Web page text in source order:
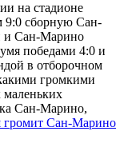
на стадионе
9:0 сборную Сан-
и Сан-Марино
победами 4:0 и
в отборочном
громкими
маленьких
Сан-Марино,
громит Сан-Марино